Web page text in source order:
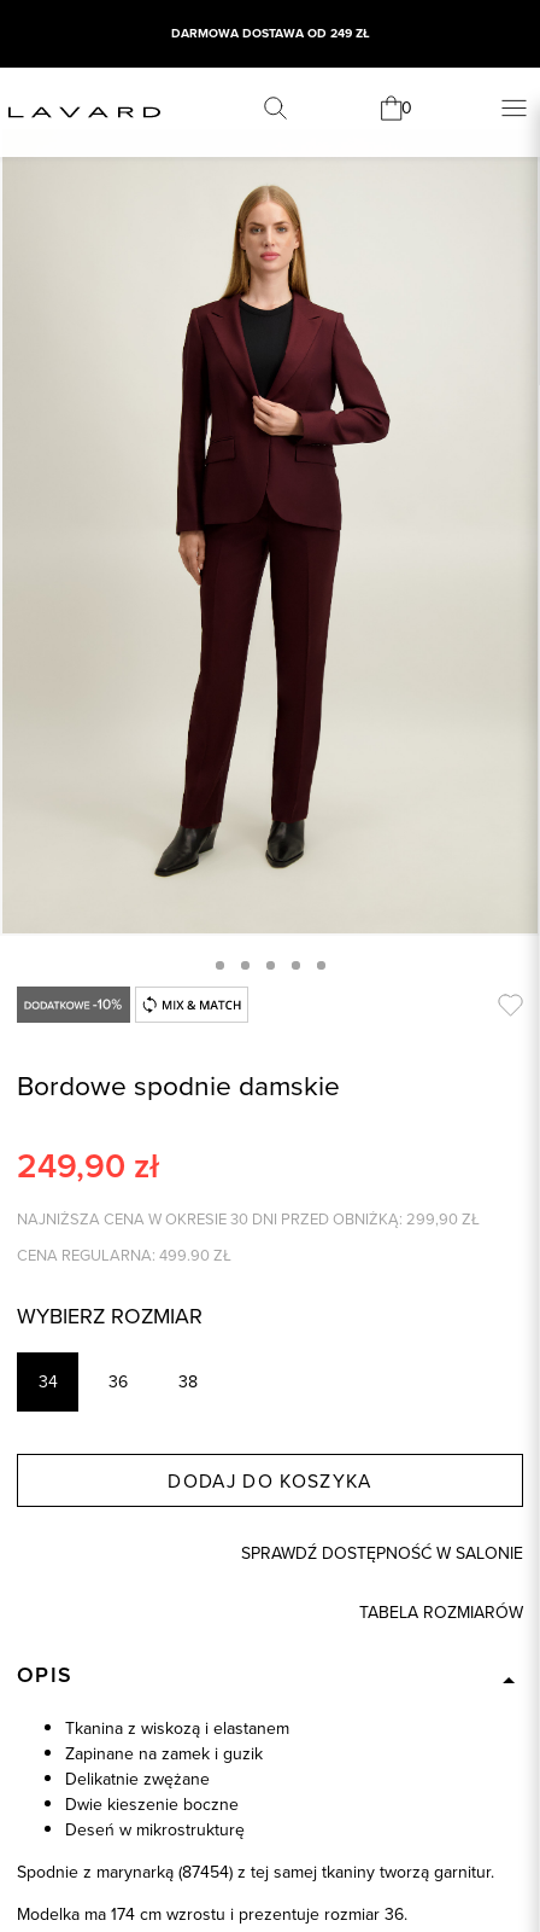
DARMOWA DOSTAWA OD 249 ZŁ
0
Bordowe spodnie damskie
249,90 zł
NAJNIŻSZA CENA W OKRESIE 30 DNI PRZED OBNIŻKĄ: 299,90 ZŁ
CENA REGULARNA: 499.90 ZŁ
WYBIERZ ROZMIAR
34 36 38
DODAJ DO KOSZYKA
SPRAWDŹ DOSTĘPNOŚĆ W SALONIE
TABELA ROZMIARÓW
OPIS
Tkanina z wiskozą i elastanem
Zapinane na zamek i guzik
Delikatnie zwężane
Dwie kieszenie boczne
Deseń w mikrostrukturę
Spodnie z marynarką (87454) z tej samej tkaniny tworzą garnitur.
Modelka ma 174 cm wzrostu i prezentuje rozmiar 36.